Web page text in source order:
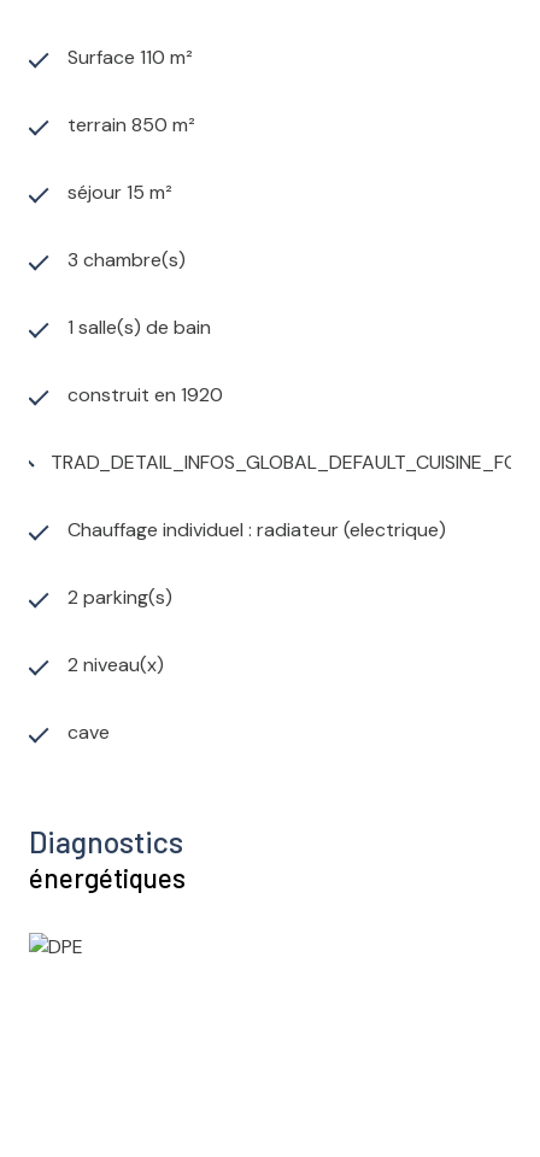
Surface 110 m²
terrain 850 m²
séjour 15 m²
3 chambre(s)
1 salle(s) de bain
construit en 1920
Chauffage individuel : radiateur (electrique)
2 parking(s)
2 niveau(x)
cave
Diagnostics
énergétiques